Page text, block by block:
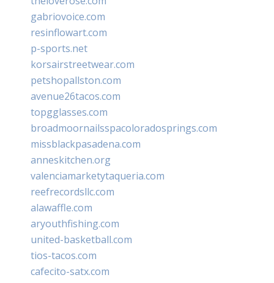
gabriovoice.com
resinflowart.com
p-sports.net
korsairstreetwear.com
petshopallston.com
avenue26tacos.com
topgglasses.com
broadmoornailsspacoloradosprings.com
missblackpasadena.com
anneskitchen.org
valenciamarketytaqueria.com
reefrecordsllc.com
alawaffle.com
aryouthfishing.com
united-basketball.com
tios-tacos.com
cafecito-satx.com